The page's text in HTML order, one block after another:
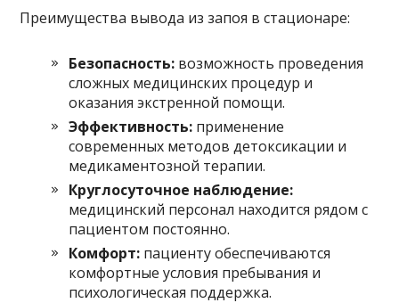
Преимущества вывода из запоя в стационаре:
Безопасность: возможность проведения
сложных медицинских процедур и
оказания экстренной помощи.
Эффективность: применение
современных методов детоксикации и
медикаментозной терапии.
Круглосуточное наблюдение:
медицинский персонал находится рядом с
пациентом постоянно.
Комфорт: пациенту обеспечиваются
комфортные условия пребывания и
психологическая поддержка.